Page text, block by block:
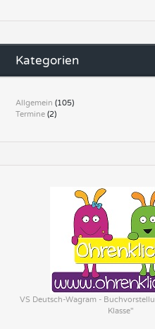
Kategorien
Allgemein (105)
Termine (2)
VS Deutsch-Wagram -
Klasse"